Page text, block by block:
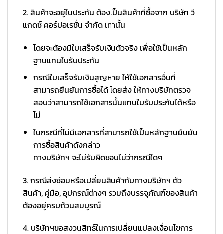
2. สินค้าจะอยู่ในประกัน ต้องเป็นสินค้าที่ซื้อจาก บริษัท วี
แกดซ์ คอร์ปอเรชั่น จำกัด เท่านั้น
โดยจะต้องมีใบเสร็จรับเงินตัวจริง เพื่อใช้เป็นหลัก
ฐานแทนใบรับประกัน
กรณีใบเสร็จรับเงินสูญหาย ให้ใช้เอกสารอื่นที่
สามารถยืนยันการซื้อได้ โดยส่ง ให้ทางบริษัทตรวจ
สอบว่าสามารถใช้เอกสารนั้นแทนใบรับประกันได้หรือ
ไม่
ในกรณีที่ไม่มีเอกสารที่สามารถใช้เป็นหลักฐานยืนยัน
การซื้อสินค้าดังกล่าว
ทางบริษัทฯ จะไม่รับผิดชอบไม่ว่ากรณีใดๆ
3. กรณีส่งซ่อมหรือเปลี่ยนสินค้ากับทางบริษัทฯ ตัว
สินค้า, คู่มือ, อุปกรณ์ต่างๆ รวมถึงบรรจุภัณฑ์ของสินค้า
ต้องอยู่ครบถ้วนสมบูรณ์
4. บริษัทฯขอสงวนสิทธ์ในการเปลี่ยนแปลงเงื่อนไขการ